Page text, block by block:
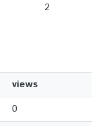
2
views
0